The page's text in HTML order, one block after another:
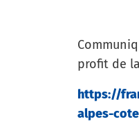
profit de
https://
alpes-